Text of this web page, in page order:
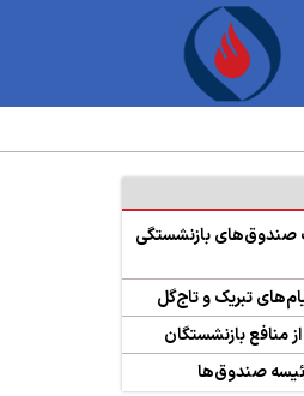
صندوق‌های بازنشستگی
تبریک و تاج‌گل
منافع بازنشستگان
صندوق‌ها